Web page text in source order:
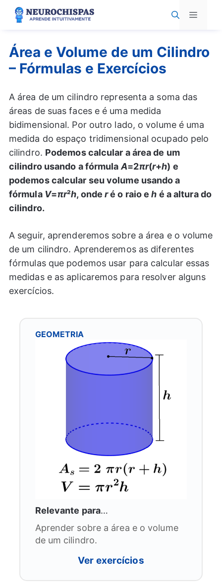
Pular
para
conteúdo
Menu
Área e Volume de um Cilindro
– Fórmulas e Exercícios
A área de um cilindro representa a soma das
áreas de suas faces e é uma medida
bidimensional. Por outro lado, o volume é uma
medida do espaço tridimensional ocupado pelo
cilindro. Podemos calcular a área de um
cilindro usando a fórmula A=2πr(r+h) e
podemos calcular seu volume usando a
fórmula V=πr²h, onderé o raio eh é a altura do
cilindro.
A seguir, aprenderemos sobre a área e o volume
de um cilindro. Aprenderemos as diferentes
fórmulas que podemos usar para calcular essas
medidas e as aplicaremos para resolver alguns
exercícios.
GEOMETRIA
Relevante para…
Aprender sobre a área e o volume
de um cilindro.
Ver exercícios